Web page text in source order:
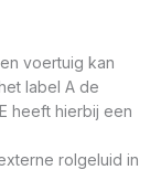
voertuig kan
label A de
heeft hierbij een
rolgeluid in